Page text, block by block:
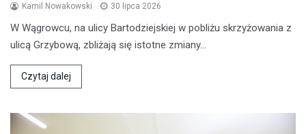
Kamil Nowakowski 30 lipca 2026
W Wągrowcu, na ulicy Bartodziejskiej w pobliżu skrzyżowania z
ulicą Grzybową, zbliżają się istotne zmiany…
Czytaj dalej